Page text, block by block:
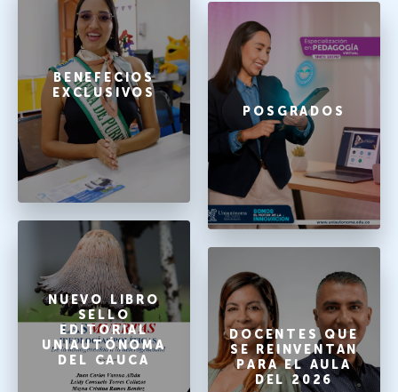
BENEFECIOS
EXCLUSIVOS
POSGRADOS
NUEVO LIBRO
SELLO
EDITORIAL
UNIAUTÓNOMA
DEL CAUCA
DOCENTES QUE
SE REINVENTAN
PARA EL AULA
DEL 2026